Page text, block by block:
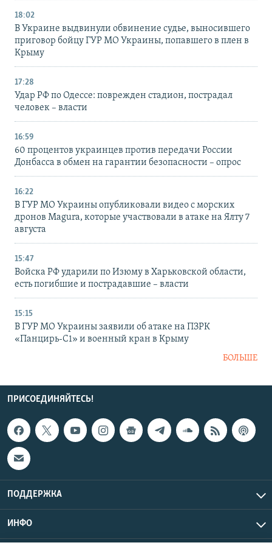
18:02
В Украине выдвинули обвинение судье, выносившего
приговор бойцу ГУР МО Украины, попавшего в плен в
Крыму
17:28
Удар РФ по Одессе: поврежден стадион, пострадал
человек – власти
16:59
60 процентов украинцев против передачи России
Донбасса в обмен на гарантии безопасности – опрос
16:22
В ГУР МО Украины опубликовали видео с морских
дронов Magura, которые участвовали в атаке на Ялту 7
августа
15:47
Войска РФ ударили по Изюму в Харьковской области,
есть погибшие и пострадавшие – власти
15:15
В ГУР МО Украины заявили об атаке на ПЗРК
«Панцирь-С1» и военный кран в Крыму
БОЛЬШЕ
ПРИСОЕДИНЯЙТЕСЬ!
ПОДДЕРЖКА
ИНФО